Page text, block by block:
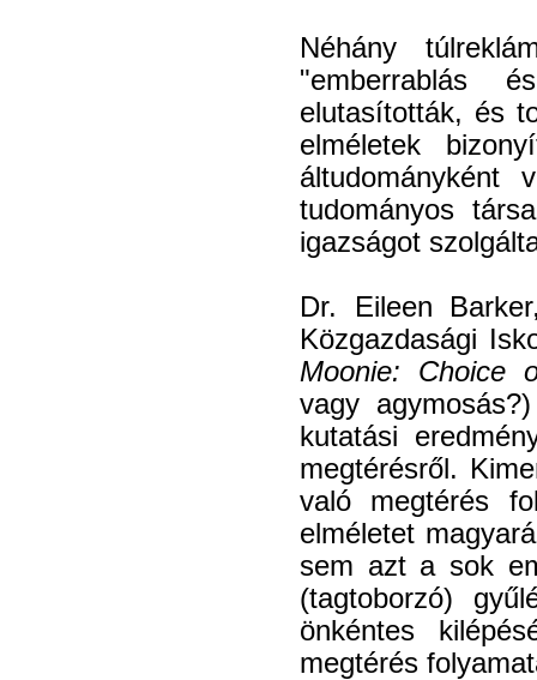
Néhány
"emberrablás
elutasították, és
elméletek
áltudományként
tudományos
igazságot
Dr. Eileen
Közgazdasági
Moonie: Choice
vagy
kutatási
megtérésről.
való megtérés
elméletet
sem azt a sok
(tagtoborzó)
önkéntes
megtérés